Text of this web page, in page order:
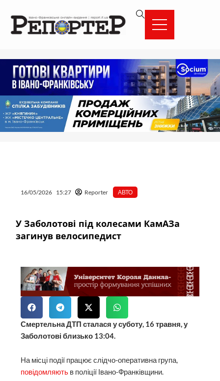
вмісту
16/05/2026 15:27 Reporter АВТО
У Заболотові під колесами КамАЗа
загинув велосипедист
Смертельна ДТП сталася у суботу, 16 травня, у
Заболотові близько 13:04.
На місці події працює слідчо-оперативна група,
повідомляють в поліції Івано-Франківщини.